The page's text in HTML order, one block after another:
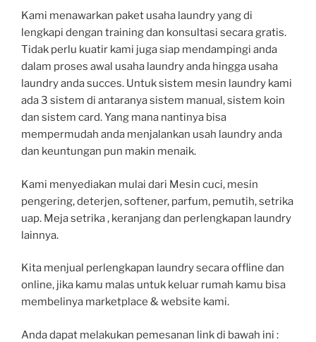
Kami menawarkan paket usaha laundry yang di
lengkapi dengan training dan konsultasi secara gratis.
Tidak perlu kuatir kami juga siap mendampingi anda
dalam proses awal usaha laundry anda hingga usaha
laundry anda succes. Untuk sistem mesin laundry kami
ada 3 sistem di antaranya sistem manual, sistem koin
dan sistem card. Yang mana nantinya bisa
mempermudah anda menjalankan usah laundry anda
dan keuntungan pun makin menaik.
Kami menyediakan mulai dari Mesin cuci, mesin
pengering, deterjen, softener, parfum, pemutih, setrika
uap. Meja setrika , keranjang dan perlengkapan laundry
lainnya.
Kita menjual perlengkapan laundry secara offline dan
online, jika kamu malas untuk keluar rumah kamu bisa
membelinya marketplace & website kami.
Anda dapat melakukan pemesanan link di bawah ini :